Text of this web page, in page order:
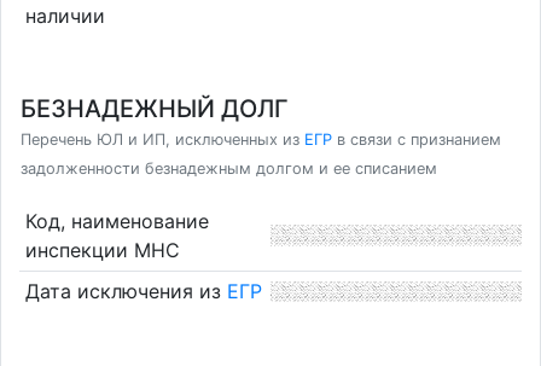
наличии
БЕЗНАДЕЖНЫЙ ДОЛГ
Перечень ЮЛ и ИП, исключенных из ЕГР в связи с признанием
задолженности безнадежным долгом и ее списанием
Код, наименование
инспекции МНС
Дата исключения из ЕГР